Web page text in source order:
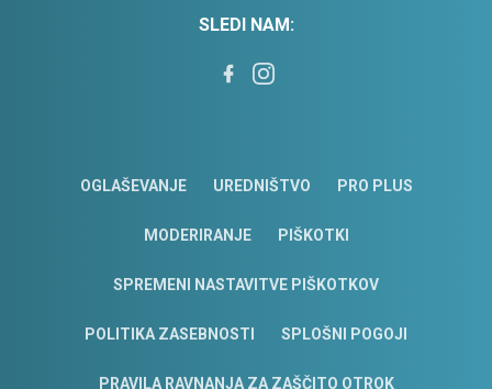
SLEDI NAM:
OGLAŠEVANJE UREDNIŠTVO PRO PLUS
MODERIRANJE PIŠKOTKI
SPREMENI NASTAVITVE PIŠKOTKOV
POLITIKA ZASEBNOSTI SPLOŠNI POGOJI
PRAVILA RAVNANJA ZA ZAŠČITO OTROK